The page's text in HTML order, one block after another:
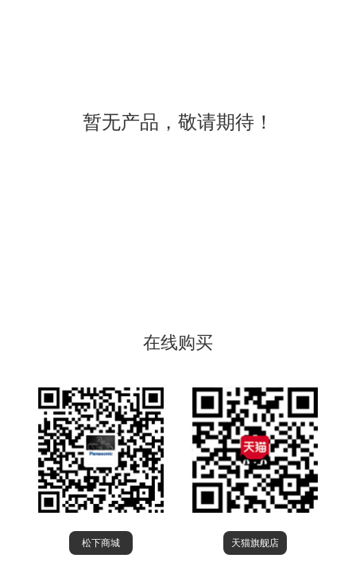
暂无产品，敬请期待！
在线购买
松下商城 天猫旗舰店